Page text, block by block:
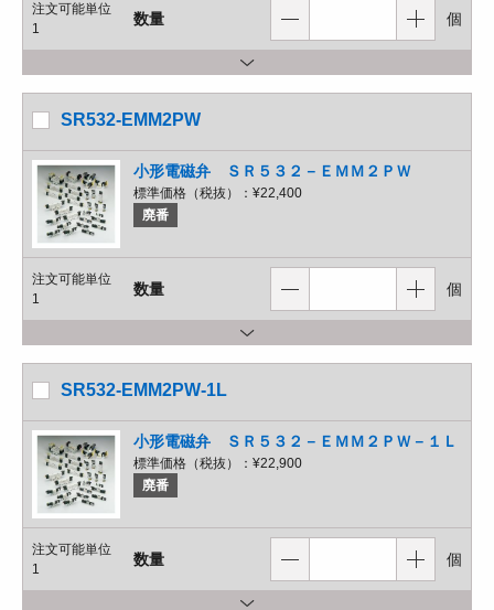
注文可能単位
1
数量 個
SR532-EMM2PW
小形電磁弁 ＳＲ５３２－ＥＭＭ２ＰＷ
標準価格（税抜）： ¥22,400
廃番
注文可能単位
1
数量 個
SR532-EMM2PW-1L
小形電磁弁 ＳＲ５３２－ＥＭＭ２ＰＷ－１Ｌ
標準価格（税抜）： ¥22,900
廃番
注文可能単位
1
数量 個